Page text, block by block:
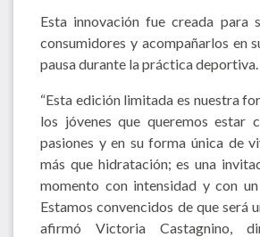
Esta innovación fue creada para
consumidores y acompañarlos en
pausa durante la práctica deportiva.
“Esta edición limitada es nuestra
los jóvenes que queremos estar
pasiones y en su forma única de
más que hidratación; es una
momento con intensidad y con
Estamos convencidos de que será
afirmó Victoria Castagnino,